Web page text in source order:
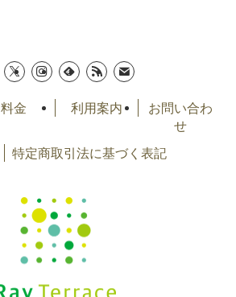
料金 利用案内
お問い合わ
せ
特定商取引法に基づく表記